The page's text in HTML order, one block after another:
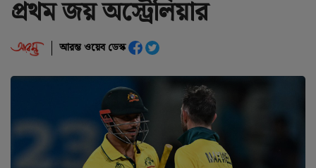
প্রথম জয় অস্ট্রেলিয়ার
আরম্ভ ওয়েব ডেস্ক